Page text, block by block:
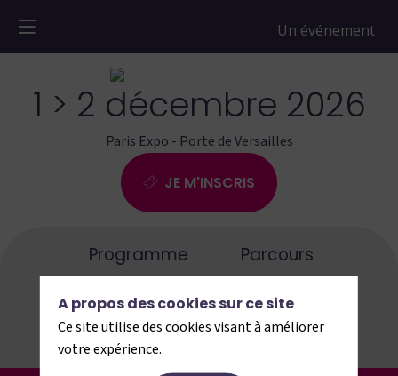
1 > 2 décembre 2026
Paris Expo - Porte de Versailles
JE M'INSCRIS
Programme
Parcours
Exposants
Villages
Partenaires
Infos pratiques
Presse
Blog
A propos des cookies sur ce site
Ce site utilise des cookies visant à améliorer
votre expérience.